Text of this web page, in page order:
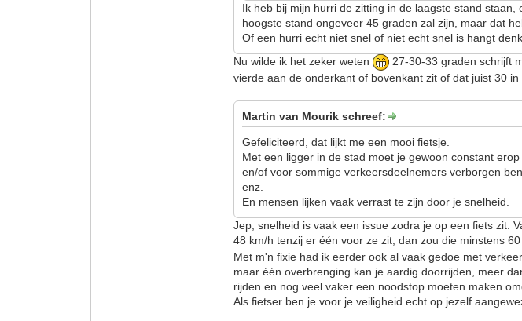
Ik heb bij mijn hurri de zitting in de laagste stand
hoogste stand ongeveer 45 graden zal zijn, maar dat
Of een hurri echt niet snel of niet echt snel is hangt
Nu wilde ik het zeker weten
27-30-33 graden schrijft
vierde aan de onderkant of bovenkant zit of dat juist 30 in
Martin van Mourik schreef:
Gefeliciteerd, dat lijkt me een mooi fietsje.
Met een ligger in de stad moet je gewoon constant
en/of voor sommige verkeersdeelnemers verborgen
enz.
En mensen lijken vaak verrast te zijn door je snelheid.
Jep, snelheid is vaak een issue zodra je op een fiets zit.
48 km/h tenzij er één voor ze zit; dan zou die minstens
Met m'n fixie had ik eerder ook al vaak gedoe met
maar één overbrenging kan je aardig doorrijden, meer
rijden en nog veel vaker een noodstop moeten maken
Als fietser ben je voor je veiligheid echt op jezelf